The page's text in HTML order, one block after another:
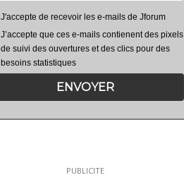
J'accepte de recevoir les e-mails de Jforum
J’accepte que ces e-mails contienent des pixels
de suivi des ouvertures et des clics pour des
besoins statistiques
ENVOYER